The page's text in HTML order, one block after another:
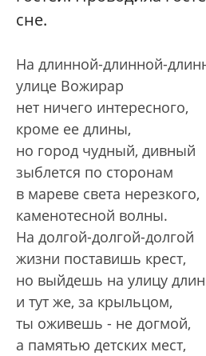
сне.
На длинной-длинной-
улице Вожирар
нет ничего интересного,
кроме ее длины,
но город чудный, дивный
зыблется по сторонам
в мареве света нерезкого,
каменотесной волны.
На долгой-долгой-долгой
жизни поставишь крест,
но выйдешь на улицу
и тут же, за крыльцом,
ты оживешь - не догмой,
а памятью детских мест,